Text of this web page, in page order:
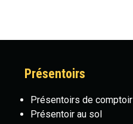
Présentoirs
Présentoirs de comptoir
Présentoir au sol